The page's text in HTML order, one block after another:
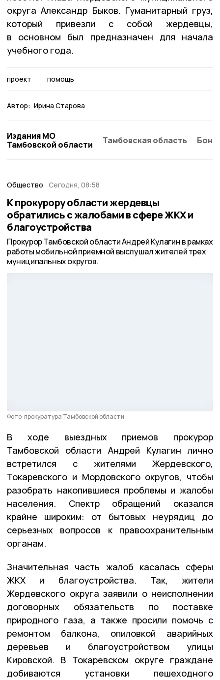
округа Александр Быков. Гуманитарный груз,
который привезли с собой жердевцы,
в основном был предназначен для начала
учебного года.
проект помощь
Автор: Ирина Старова
Издания МО
Тамбовской области
Тамбовская область
Общество Сегодня, 08:58
К прокурору области жердевцы
обратились с жалобами в сфере ЖКХ и
благоустройства
Прокурор Тамбовской области Андрей Кулагин в рамках
работы мобильной приемной выслушал жителей трех
муниципальных округов.
Фото: прокуратура Тамбовской области
В ходе выездных приемов прокурор
Тамбовской области Андрей Кулагин лично
встретился с жителями Жердевского,
Токаревского и Мордовского округов, чтобы
разобрать накопившиеся проблемы и жалобы
населения. Спектр обращений оказался
крайне широким: от бытовых неурядиц до
серьезных вопросов к правоохранительным
органам.
Значительная часть жалоб касалась сферы
ЖКХ и благоустройства. Так, жители
Жердевского округа заявили о неисполнении
договорных обязательств по поставке
природного газа, а также просили помочь с
ремонтом балкона, опиловкой аварийных
деревьев и благоустройством улицы
Кировской. В Токаревском округе граждане
добиваются установки пешеходного